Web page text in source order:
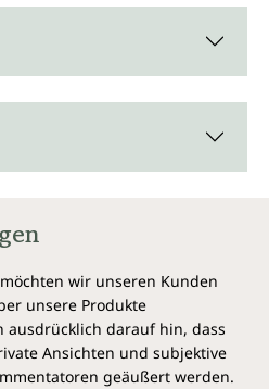
wir unseren Kunden
unsere Produkte
ausdrücklich darauf hin, dass
Ansichten und subjektive
geäußert werden.